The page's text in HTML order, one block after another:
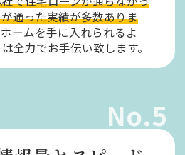
通った実績が多数ありま
ームを手に入れられるよ
全力でお手伝い致します。
No.5